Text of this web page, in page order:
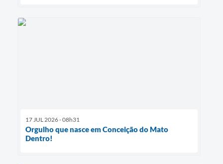
17 JUL 2026 - 08h31
Orgulho que nasce em Conceição do Mato
Dentro!